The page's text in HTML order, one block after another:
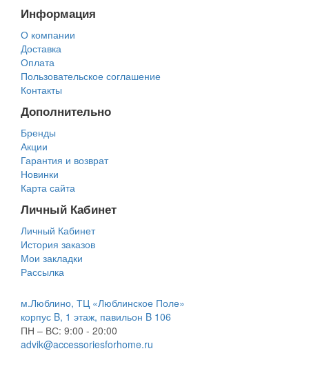
Информация
О компании
Доставка
Оплата
Пользовательское соглашение
Контакты
Дополнительно
Бренды
Акции
Гарантия и возврат
Новинки
Карта сайта
Личный Кабинет
Личный Кабинет
История заказов
Мои закладки
Рассылка
м.Люблино, ТЦ «Люблинское Поле»
корпус B, 1 этаж, павильон B 106
ПН – ВС: 9:00 - 20:00
advik@accessoriesforhome.ru